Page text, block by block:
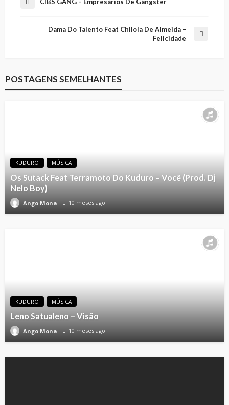
Dama Do Talento Feat Chilola De Almeida –
Felicidade
POSTAGENS SEMELHANTES
KUDURO MÚSICA
Os Sutack Feat Terramoto Do Kuduro – Você (Prod. Dj
Nelo Boy)
Ango Mona 10 meses ago
KUDURO MÚSICA
Leno Satualeno – Visão
Ango Mona 10 meses ago